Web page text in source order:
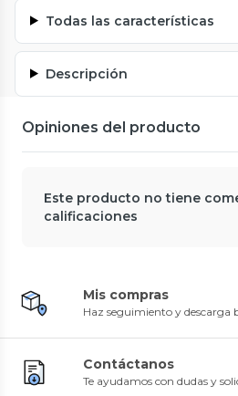
Todas las características
Descripción
Opiniones del producto
Este producto no tiene
calificaciones
Mis compras
Haz seguimiento y descarga
Contáctanos
Te ayudamos con dudas y